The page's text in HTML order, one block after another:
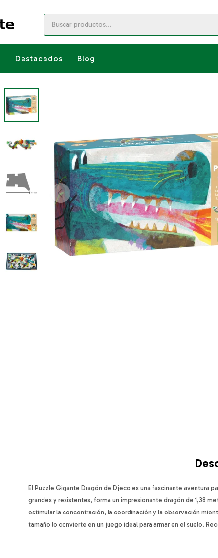
Destacados Blog
El Puzzle Gigante Dragón de Djeco es una fascinante aventura
grandes y resistentes, forma un impresionante dragón de 1,38
estimular la concentración, la coordinación y la observación
tamaño lo convierte en un juego ideal para armar en el suelo.